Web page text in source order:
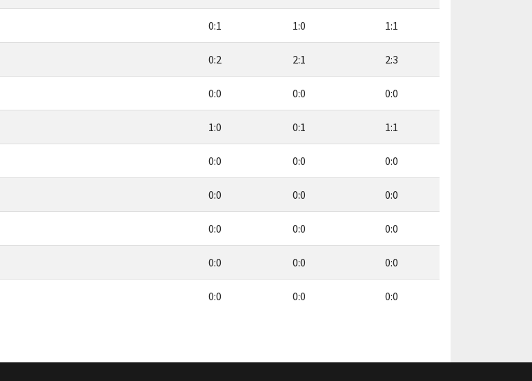
0:1 1:0 1:1
0:2 2:1 2:3
0:0 0:0 0:0
1:0 0:1 1:1
0:0 0:0 0:0
0:0 0:0 0:0
0:0 0:0 0:0
0:0 0:0 0:0
0:0 0:0 0:0